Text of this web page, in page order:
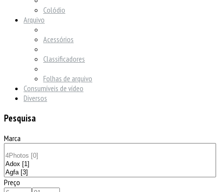
Colódio
Arquivo
Acessórios
Classificadores
Folhas de arquivo
Consumíveis de vídeo
Diversos
Pesquisa
Marca
Preço